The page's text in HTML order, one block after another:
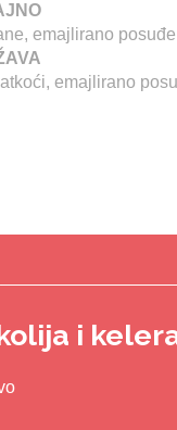
emajlirano
emajlirano
i